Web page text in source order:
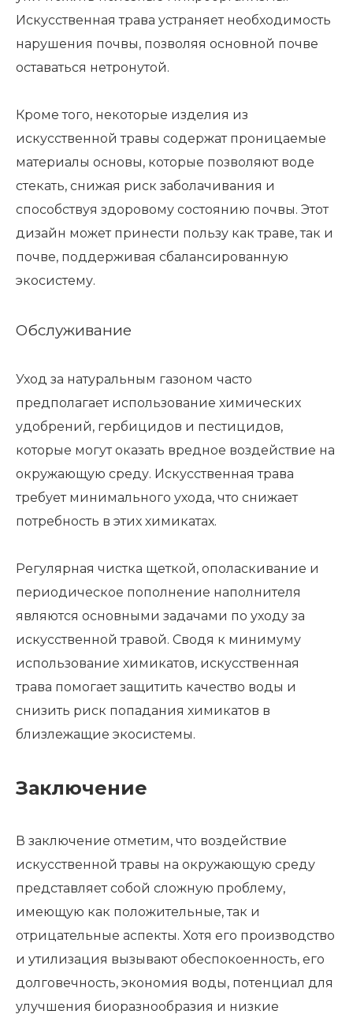
Искусственная трава устраняет необходимость
нарушения почвы, позволяя основной почве
оставаться нетронутой.
Кроме того, некоторые изделия из
искусственной травы содержат проницаемые
материалы основы, которые позволяют воде
стекать, снижая риск заболачивания и
способствуя здоровому состоянию почвы. Этот
дизайн может принести пользу как траве, так и
почве, поддерживая сбалансированную
экосистему.
Обслуживание
Уход за натуральным газоном часто
предполагает использование химических
удобрений, гербицидов и пестицидов,
которые могут оказать вредное воздействие на
окружающую среду. Искусственная трава
требует минимального ухода, что снижает
потребность в этих химикатах.
Регулярная чистка щеткой, ополаскивание и
периодическое пополнение наполнителя
являются основными задачами по уходу за
искусственной травой. Сводя к минимуму
использование химикатов, искусственная
трава помогает защитить качество воды и
снизить риск попадания химикатов в
близлежащие экосистемы.
Заключение
В заключение отметим, что воздействие
искусственной травы на окружающую среду
представляет собой сложную проблему,
имеющую как положительные, так и
отрицательные аспекты. Хотя его производство
и утилизация вызывают обеспокоенность, его
долговечность, экономия воды, потенциал для
улучшения биоразнообразия и низкие